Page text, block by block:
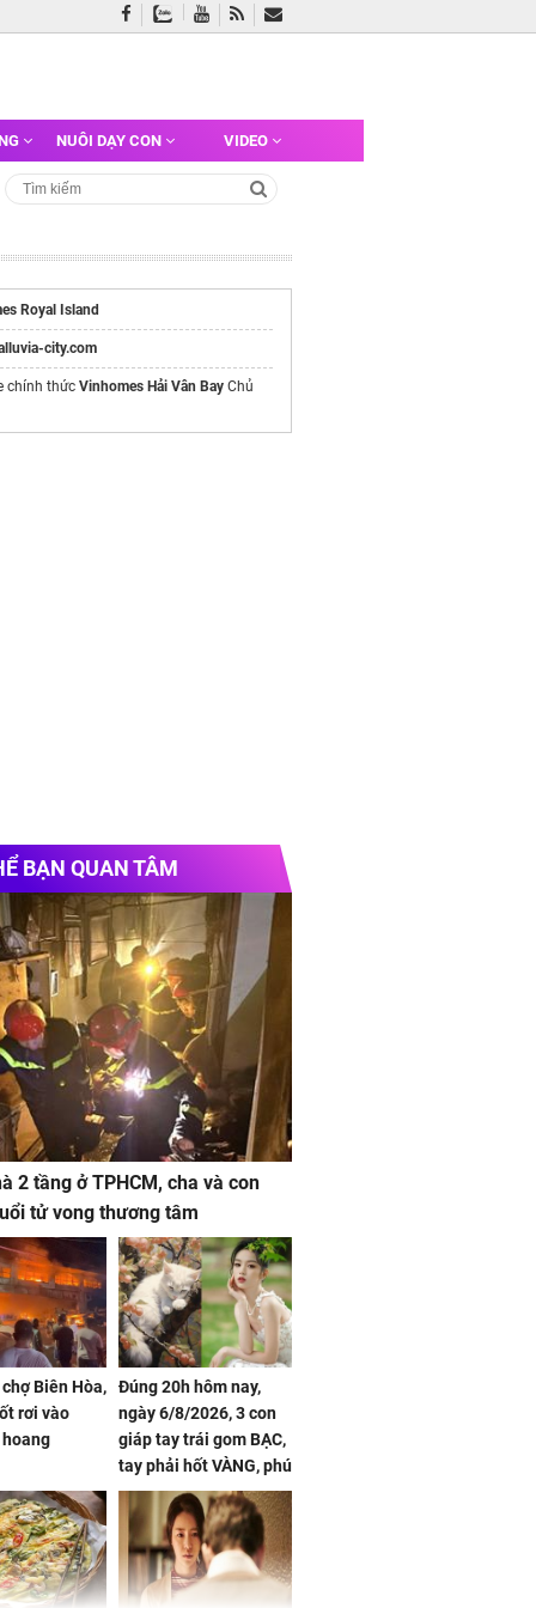
NUÔI DẠY CON VIDEO
Royal Island
city.com
chính thức Vinhomes Hải Vân Bay Chủ
BẠN QUAN TÂM
2 tầng ở TPHCM, cha và con
tử vong thương tâm
Biên Hòa,
rơi vào
Đúng 20h hôm nay,
ngày 6/8/2026, 3 con
giáp tay trái gom BẠC,
tay phải hốt VÀNG, phú
quý ngập nhà, của cải
chất đầy kho